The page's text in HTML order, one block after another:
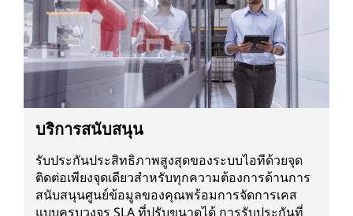
บริการสนับสนุน
รับประกันประสิทธิภาพสูงสุดของระบบไอทีด้วยจุด
ติดต่อเพียงจุดเดียวสำหรับทุกความต้องการด้านการ
สนับสนุนศูนย์ข้อมูลของคุณพร้อมการจัดการเคส
แบบครบวงจร SLA ที่ปรับขนาดได้ การรับประกันที่